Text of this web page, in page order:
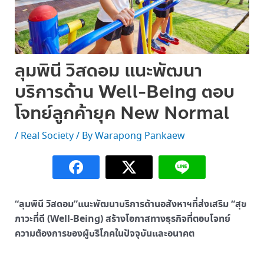
ลุมพินี วิสดอม แนะพัฒนา
บริการด้าน Well-Being ตอบ
โจทย์ลูกค้ายุค New Normal
/ Real Society/ ByWarapong Pankaew
“ลุมพินี วิสดอม”แนะพัฒนาบริการด้านอสังหาฯที่ส่งเสริม “สุข
ภาวะที่ดี (Well-Being) สร้างโอกาสทางธุรกิจที่ตอบโจทย์
ความต้องการของผู้บริโภคในปัจจุบันและอนาคต